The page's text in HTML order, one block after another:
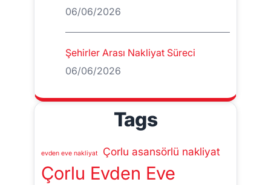
06/06/2026
Şehirler Arası Nakliyat Süreci
06/06/2026
Tags
evden eve nakliyat Çorlu asansörlü nakliyat
Çorlu Evden Eve